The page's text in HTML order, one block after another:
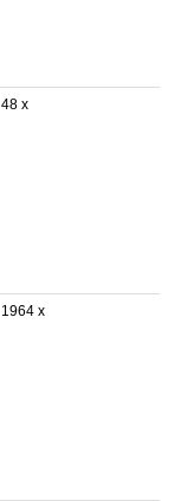
48 x
1964 x